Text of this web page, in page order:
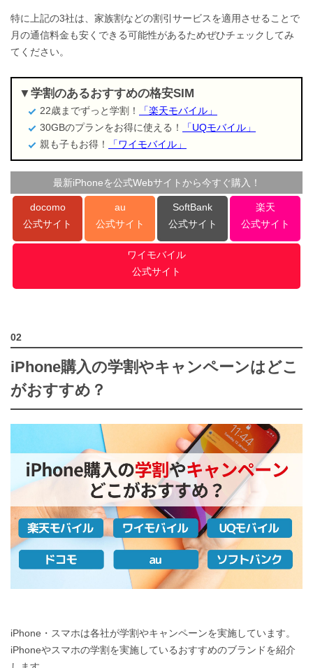
特に上記の3社は、家族割などの割引サービスを適用させることで
月の通信料金も安くできる可能性があるためぜひチェックしてみ
てください。
学割のあるおすすめの格安SIM
22歳までずっと学割！
「楽天モバイル」
30GBのプランをお得に使える！
「UQモバイル」
親も子もお得！
「ワイモバイル」
最新iPhoneを公式Webサイトから今すぐ購入！
docomo
公式サイト
au
公式サイト
SoftBank
公式サイト
楽天
公式サイト
ワイモバイル
公式サイト
iPhone購入の学割やキャンペーンはどこ
がおすすめ？
iPhone・スマホは各社が学割やキャンペーンを実施しています。
iPhoneやスマホの学割を実施しているおすすめのブランドを紹介